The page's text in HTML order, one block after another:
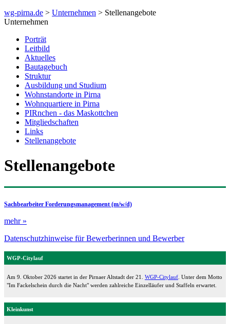
wg-pirna.de > Unternehmen > Stellenangebote
Unternehmen
Porträt
Leitbild
Aktuelles
Bautagebuch
Struktur
Ausbildung und Studium
Wohnstandorte in Pirna
Wohnquartiere in Pirna
PIRnchen - das Maskottchen
Mitgliedschaften
Links
Stellenangebote
Stellenangebote
Sachbearbeiter Forderungsmanagement (m/w/d)
mehr »
Datenschutzhinweise für Bewerberinnen und Bewerber
WGP-Citylauf
Am 9. Oktober 2026 startet in der Pirnaer Altstadt der 21. WGP-Citylauf . Unter dem Motto
"Im Fackelschein durch die Nacht" werden zahlreiche Einzelläufer und Staffeln erwartet.
Kleinkunst